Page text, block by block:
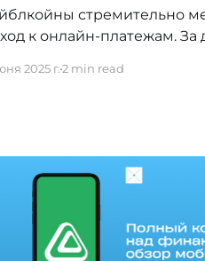
стремительно
к онлайн-платежам. За
быстрее, чем любые
— обогнав P2P и
платежи. Причины
2025 г.2 min read